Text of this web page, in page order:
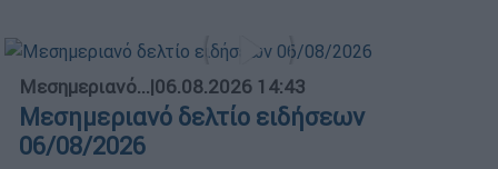
Μεσημεριανό...|06.08.2026 14:43
Μεσημεριανό δελτίο ειδήσεων
06/08/2026